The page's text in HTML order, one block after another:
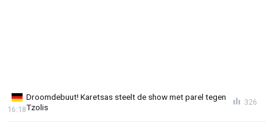
Droomdebuut! Karetsas steelt de show met parel tegen
Tzolis
16:18
326